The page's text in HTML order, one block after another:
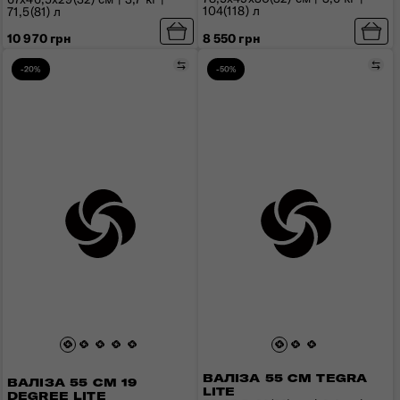
71,5(81) л
10 970 грн
104(118) л
8 550 грн
-20%
ВАЛІЗА 55 СМ 19
DEGREE LITE
Порівняти
-50%
ВАЛІЗА 55 СМ TEGRA
LITE